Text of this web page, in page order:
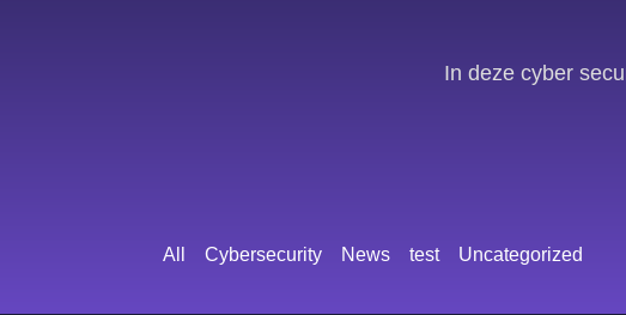
In deze cyber
Cybersecurity News test Uncategorized
All